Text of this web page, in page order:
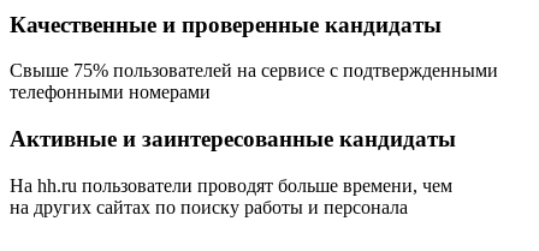
Качественные и проверенные кандидаты
Свыше 75% пользователей на сервисе с подтвержденными
телефонными номерами
Активные и заинтересованные кандидаты
На hh.ru пользователи проводят больше времени, чем
на других сайтах по поиску работы и персонала